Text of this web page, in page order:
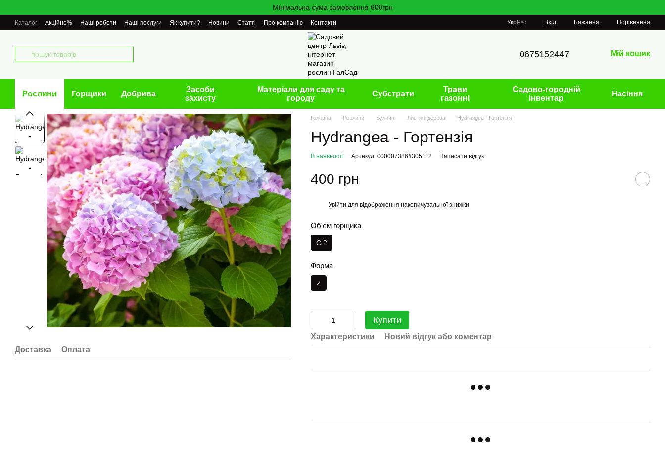
Мінімальна сума замовлення 600грн
Каталог Акційне% Наші роботи Наші послуги Як купити? Новини Статті Про компанію Контакти УкрРус Вхід Бажання Порівняння
0675152447 Мій кошик
Рослини Горщики Добрива
Засоби
захисту
Матеріали для саду та
городу
Cубстрати
Трави
газонні
Садово-городній
інвентар
Насіння
Доставка Оплата
Головна Рослини Вуличні Листяні дерева Hydrangea - Гортензія
Hydrangea - Гортензія
В наявності Артикул: 000007386#305112 Написати відгук
400 грн
Увійти для відображення накопичувальної знижки
Об'єм горщика
С 2
Форма
z
Купити
Характеристики Новий відгук або коментар